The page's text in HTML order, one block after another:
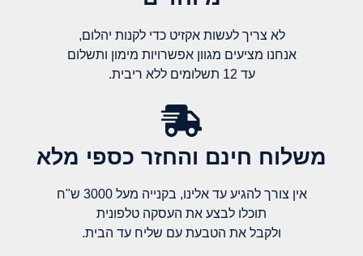
לא צריך לעשות אקזיט כדי לקנות יהלום,
אנחנו מציעים מגוון אפשרויות מימון ותשלום
עד 12 תשלומים ללא ריבית.
משלוח חינם והחזר כספי מלא​
אין צורך להגיע עד אלינו, בקנייה מעל 3000 ש"ח
תוכלו לבצע את העסקה טלפונית
ולקבל את הטבעת עם שליח עד הבית.